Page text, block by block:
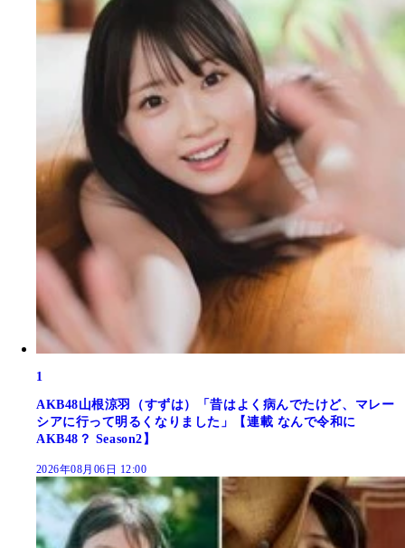
1
AKB48山根涼羽（すずは）「昔はよく病んでたけど、マレー
シアに行って明るくなりました」【連載 なんで令和に
AKB48？ Season2】
2026年08月06日 12:00